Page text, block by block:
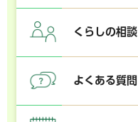
くらしの相談
よくある質問